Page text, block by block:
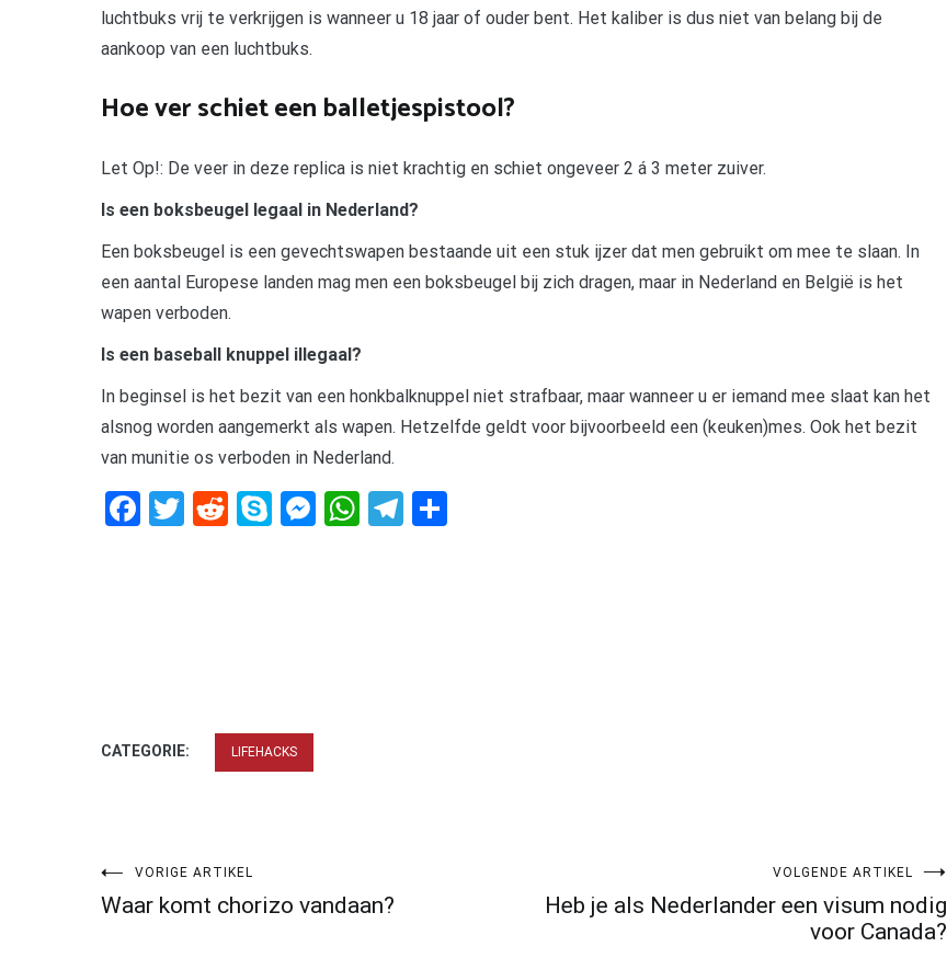
luchtbuks vrij te verkrijgen is wanneer u 18 jaar of ouder bent. Het kaliber is dus niet van belang bij de
aankoop van een luchtbuks.
Hoe ver schiet een balletjespistool?
Let Op!: De veer in deze replica is niet krachtig en schiet ongeveer 2 á 3 meter zuiver.
Is een boksbeugel legaal in Nederland?
Een boksbeugel is een gevechtswapen bestaande uit een stuk ijzer dat men gebruikt om mee te slaan. In
een aantal Europese landen mag men een boksbeugel bij zich dragen, maar in Nederland en België is het
wapen verboden.
Is een baseball knuppel illegaal?
In beginsel is het bezit van een honkbalknuppel niet strafbaar, maar wanneer u er iemand mee slaat kan het
alsnog worden aangemerkt als wapen. Hetzelfde geldt voor bijvoorbeeld een (keuken)mes. Ook het bezit
van munitie os verboden in Nederland.
Facebook
Twitter
RedditSkypeMessenger
WhatsApp
Telegram
CATEGORIE: LIFEHACKS
Bericht
navigatie
VORIGE ARTIKEL
Waar komt chorizo vandaan?
VOLGENDE ARTIKEL
Heb je als Nederlander een visum nodig
voor Canada?